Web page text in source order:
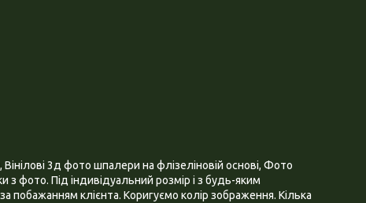
3д фото шпалери на флізеліновій основі, Фото
фото. Під індивідуальний розмір і з будь-яким
клієнта. Коригуємо колір зображення. Кілька